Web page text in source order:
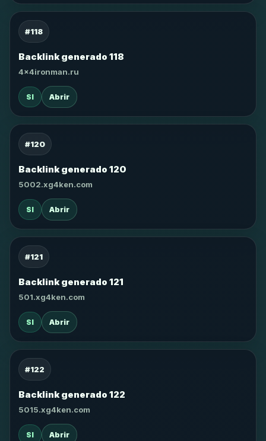
#118
Backlink generado 118
4x4ironman.ru
SI Abrir
#120
Backlink generado 120
5002.xg4ken.com
SI Abrir
#121
Backlink generado 121
501.xg4ken.com
SI Abrir
#122
Backlink generado 122
5015.xg4ken.com
SI Abrir